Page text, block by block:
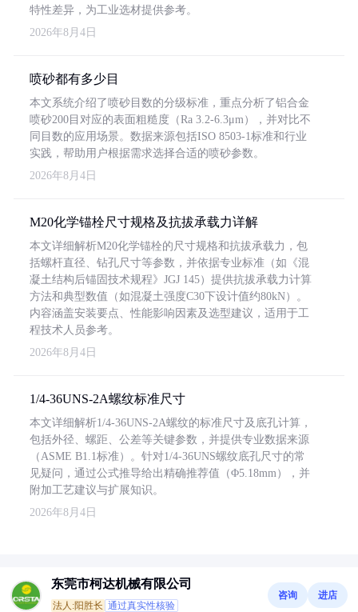
特性差异，为工业选材提供参考。
2026年8月4日
喷砂都有多少目
本文系统介绍了喷砂目数的分级标准，重点分析了铝合金
喷砂200目对应的表面粗糙度（Ra 3.2-6.3μm），并对比不
同目数的应用场景。数据来源包括ISO 8503-1标准和行业
实践，帮助用户根据需求选择合适的喷砂参数。
2026年8月4日
M20化学锚栓尺寸规格及抗拔承载力详解
本文详细解析M20化学锚栓的尺寸规格和抗拔承载力，包
括螺杆直径、钻孔尺寸等参数，并依据专业标准（如《混
凝土结构后锚固技术规程》JGJ 145）提供抗拔承载力计算
方法和典型数值（如混凝土强度C30下设计值约80kN）。
内容涵盖安装要点、性能影响因素及选型建议，适用于工
程技术人员参考。
2026年8月4日
1/4-36UNS-2A螺纹标准尺寸
本文详细解析1/4-36UNS-2A螺纹的标准尺寸及底孔计算，
包括外径、螺距、公差等关键参数，并提供专业数据来源
（ASME B1.1标准）。针对1/4-36UNS螺纹底孔尺寸的常
见疑问，通过公式推导给出精确推荐值（Φ5.18mm），并
附加工艺建议与扩展知识。
2026年8月4日
东莞市柯达机械有限公司
法人:阳胜长 通过真实性核验
咨询 进店